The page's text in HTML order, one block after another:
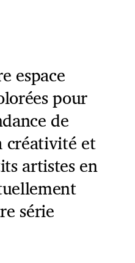
espace
pour
de
créativité et
artistes en
série